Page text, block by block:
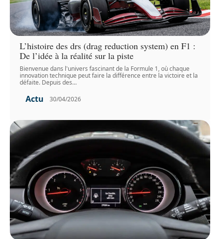
L’histoire des drs (drag reduction system) en F1 :
De l’idée à la réalité sur la piste
Bienvenue dans l'univers fascinant de la Formule 1, où chaque
innovation technique peut faire la différence entre la victoire et la
défaite. Depuis des…
Actu 30/04/2026